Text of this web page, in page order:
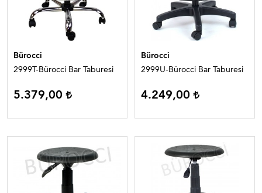
Bürocci
2999T-Bürocci Bar Taburesi
5.379,00
Bürocci
2999U-Bürocci Bar Taburesi
4.249,00